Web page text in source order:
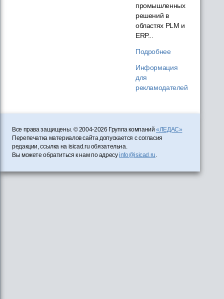
промышленных
решений в
областях PLM и
ERP...
Подробнее
Информация
для
рекламодателей
Все права защищены. © 2004-2026 Группа компаний«ЛЕДАС»
Перепечатка материалов сайта допускается с согласия
редакции, ссылка на isicad.ru обязательна.
Вы можете обратиться к нам по адресуinfo@isicad.ru.